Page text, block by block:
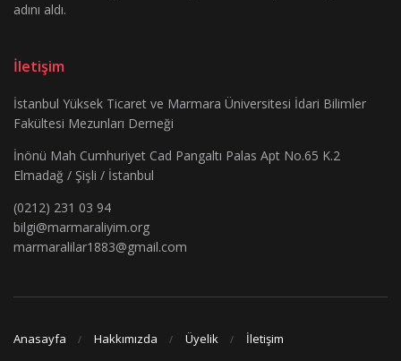
adını aldı.
İletişim
İstanbul Yüksek Ticaret ve Marmara Üniversitesi İdari Bilimler
Fakültesi Mezunları Derneği
İnönü Mah Cumhuriyet Cad Pangaltı Palas Apt No.65 K.2
Elmadağ / Şişli / İstanbul
(0212) 231 03 94
bilgi@marmaraliyim.org
marmaralilar1883@gmail.com
Anasayfa Hakkımızda Üyelik İletişim